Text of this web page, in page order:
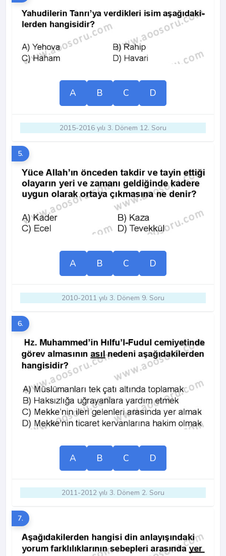
A B C D
2015-2016 yılı 3. Dönem 12. Soru
5.
A B C D
2010-2011 yılı 3. Dönem 9. Soru
6.
A B C D
2011-2012 yılı 3. Dönem 2. Soru
7.